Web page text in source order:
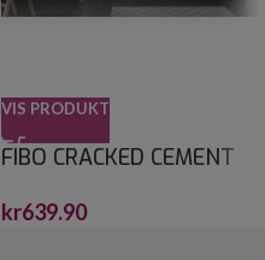
VIS PRODUKT
FIBO CRACKED CEMENT
kr639.90